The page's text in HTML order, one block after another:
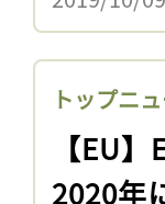
トップニ
【EU
2020年